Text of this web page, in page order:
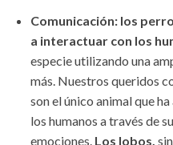
Comunicación: los
a interactuar con los
especie utilizando una
más. Nuestros queridos
son el único animal que
los humanos a través de
emociones. Los lobos,